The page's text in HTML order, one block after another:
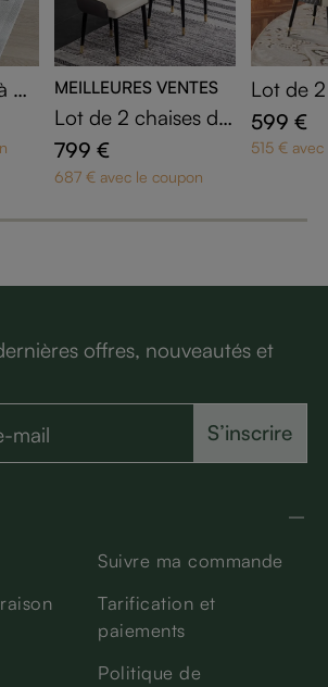
m
o
MEILLEURES VENTES
Lot de 2 chaises de
salle à manger beig
es en cuir PU
799 €
687 € avec le coupon
Lot de
salle à
uir
599 €
515 €
offres, nouveautés et
S’inscrire
Suivre ma commande
Tarification et
paiements
Politique de